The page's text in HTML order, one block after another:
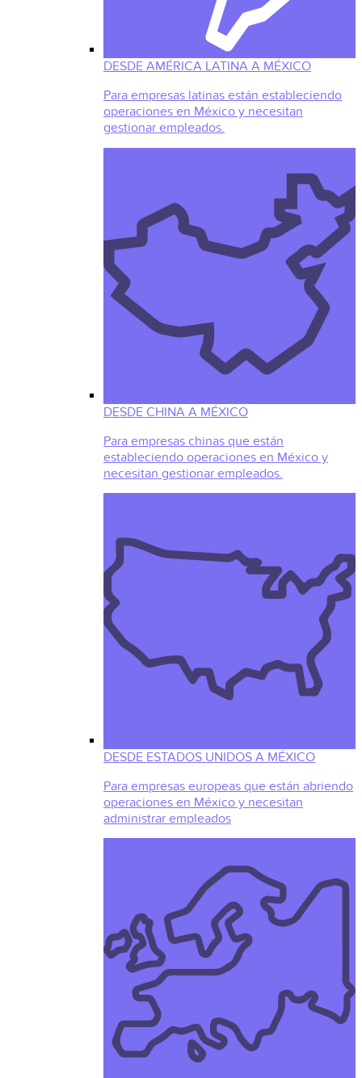
DESDE AMÉRICA LATINA A MÉXICO
Para empresas latinas están estableciendo
operaciones en México y necesitan
gestionar empleados.
DESDE CHINA A MÉXICO
Para empresas chinas que están
estableciendo operaciones en México y
necesitan gestionar empleados.
DESDE ESTADOS UNIDOS A MÉXICO
Para empresas europeas que están abriendo
operaciones en México y necesitan
administrar empleados